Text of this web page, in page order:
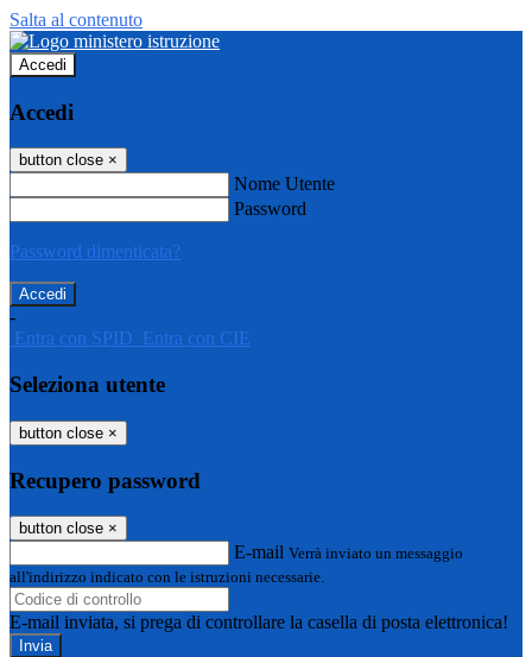
Salta al contenuto
Accedi
Accedi
button close ×
Nome Utente
Password
Password dimenticata?
-
Entra con SPID Entra con CIE
Seleziona utente
button close ×
Recupero password
button close ×
E-mail Verrà inviato un messaggio
all'indirizzo indicato con le istruzioni necessarie.
E-mail inviata, si prega di controllare la casella di posta elettronica!